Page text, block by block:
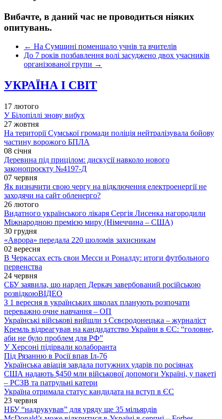
Вибачте, в даний час не проводиться ніяких
опитувань.
← На Сумщині поменшало учнів та вчителів
До 7 років позбавлення волі засуджено двох учасників
організованої групи →
УКРАЇНА І СВІТ
17 лютого
У Білопіллі знову вибух
27 жовтня
На території Сумської громади поліція нейтралізувала бойову
частину ворожого БПЛА
08 січня
Деревина під прицілом: дискусії навколо нового
законопроєкту №4197-Д
07 червня
Як визначити свою чергу на відключення електроенергії не
заходячи на сайт обленерго?
26 лютого
Видатного українського лікаря Сергія Лисенка нагородили
Міжнародною премією миру (Німеччина – США)
30 грудня
«Аврора» передала 220 шоломів захисникам
02 вересня
В Черкассах есть свои Месси и Роналду: итоги футбольного
первенства
24 червня
СБУ заявила, що нардеп Деркач завербований російською
розвідкоюВІДЕО
З 1 вересня в українських школах планують розпочати
переважно очне навчання – ОП
Українські військові вийшли з Сєвєродонецька – журналіст
Кремль відреагував на кандидатство України в ЄС: “головне,
аби не було проблем для РФ”
У Херсоні підірвали колаборанта
Під Рязанню в Росії впав Іл-76
Українська авіація завдала потужних ударів по росіянах
США надають $450 млн військової допомоги Україні, у пакеті
– РСЗВ та патрульні катери
Україна отримала статус кандидата на вступ в ЄС
23 червня
НБУ “надрукував” для уряду ще 35 мільярдів